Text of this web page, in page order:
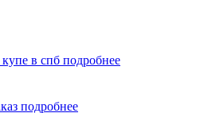
в спб подробнее
подробнее